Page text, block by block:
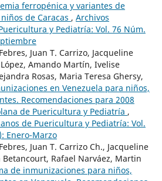
ferropénica y variantes de
de Caracas , Archivos
y Pediatría: Vol. 76 Núm.
Juan T. Carrizo, Jacqueline
Amando Martín, Ivelise
Rosas, Maria Teresa Ghersy,
en Venezuela para niños,
Recomendaciones para 2008
de Puericultura y Pediatría ,
de Puericultura y Pediatría: Vol.
Enero-Marzo
Juan T. Carrizo Ch., Jacqueline
Rafael Narváez, Martin
de inmunizaciones para niños,